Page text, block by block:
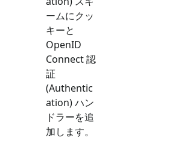
ームにクッ
キーと
OpenID
Connect 認
証
(Authentic
ation) ハン
ドラーを追
加します。